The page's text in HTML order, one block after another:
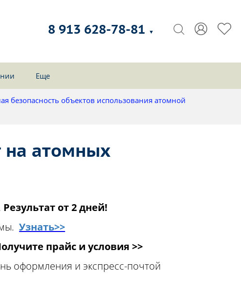
8 913 628-78-81 ▼
Еще
безопасность объектов использования атомной
на атомных
Результат от 2 дней!
Узнать>>
прайс и условия >>
оформления и экспресс-почтой